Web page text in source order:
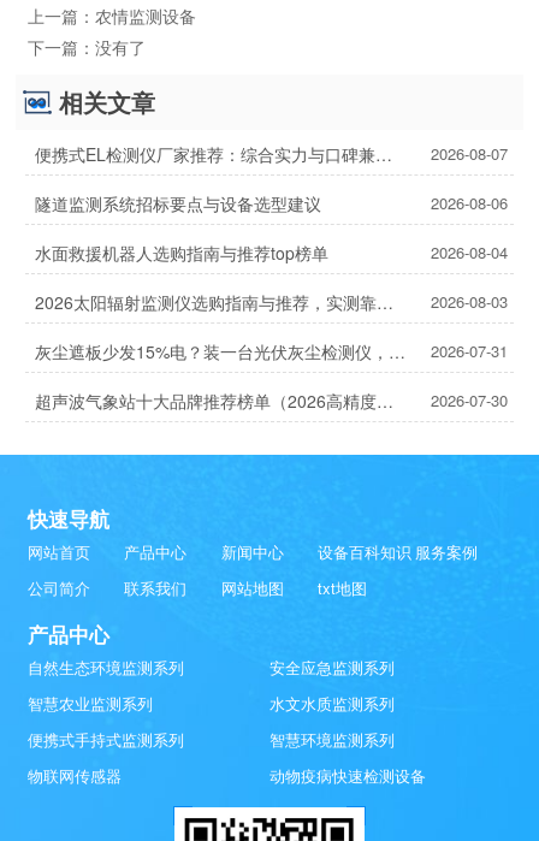
上一篇： 农情监测设备
下一篇： 没有了
相关文章
便携式EL检测仪厂家推荐：综合实力与口碑兼具的2家 2026-08-07
隧道监测系统招标要点与设备选型建议 2026-08-06
水面救援机器人选购指南与推荐top榜单 2026-08-04
2026太阳辐射监测仪选购指南与推荐，实测靠谱！ 2026-08-03
灰尘遮板少发15%电？装一台光伏灰尘检测仪，提升发电效率，清洗成本省20% 2026-07-31
超声波气象站十大品牌推荐榜单（2026高精度气象监测TOP10） 2026-07-30
快速导航
网站首页 产品中心 新闻中心 设备百科知识 服务案例
公司简介
联系我们 网站地图 txt地图
产品中心
自然生态环境监测系列
安全应急监测系列
智慧农业监测系列
水文水质监测系列
便携式手持式监测系列
智慧环境监测系列
物联网传感器
动物疫病快速检测设备